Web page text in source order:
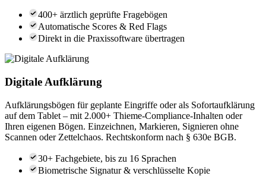
400+ ärztlich geprüfte Fragebögen
Automatische Scores & Red Flags
Direkt in die Praxissoftware übertragen
Digitale Aufklärung
Aufklärungsbögen für geplante Eingriffe oder als Sofortaufklärung
auf dem Tablet – mit 2.000+ Thieme-Compliance-Inhalten oder
Ihren eigenen Bögen. Einzeichnen, Markieren, Signieren ohne
Scannen oder Zettelchaos. Rechtskonform nach § 630e BGB.
30+ Fachgebiete, bis zu 16 Sprachen
Biometrische Signatur & verschlüsselte Kopie